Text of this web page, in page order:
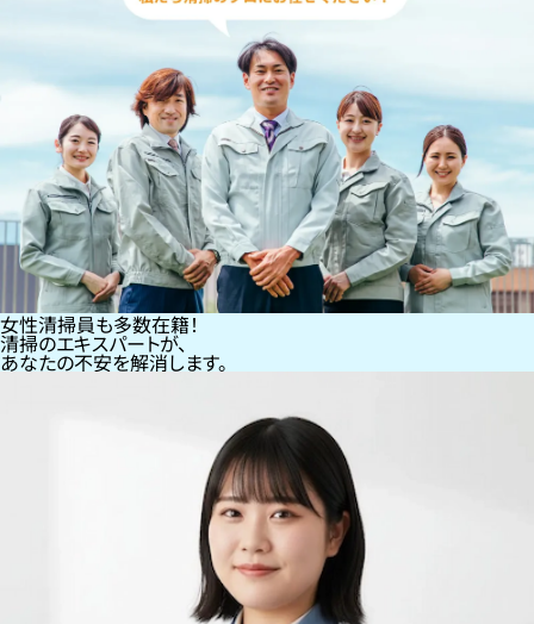
女性清掃員も多数在籍！
清掃のエキスパートが、
あなたの不安を解消します。